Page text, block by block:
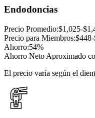
Endodoncias
Precio Promedio:$1,025-
Precio para Miembros:
Ahorro:54%
Ahorro Neto Aproximado
El precio varía según el